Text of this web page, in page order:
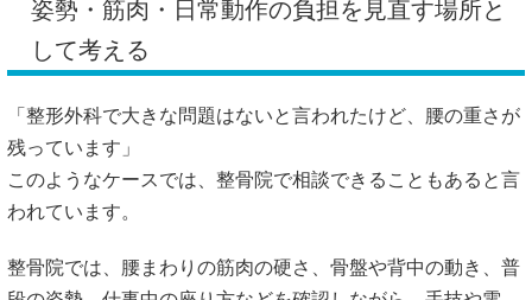
整骨院では、腰まわりの筋肉の硬さ、骨盤や背中の動き、普
段の姿勢、仕事中の座り方などを確認しながら、手技や電
気、温熱などの施術を行うことがあります。腰痛といって
も、デスクワークで同じ姿勢が続く人、立ち仕事が多い人、
スポーツで負担がかかる人では、原因の見立てが変わること
もあります。
ただし、すべての腰痛に健康保険が使えるわけではありませ
ん。協会けんぽでは、急性などの外傷性の打撲・捻挫・挫傷